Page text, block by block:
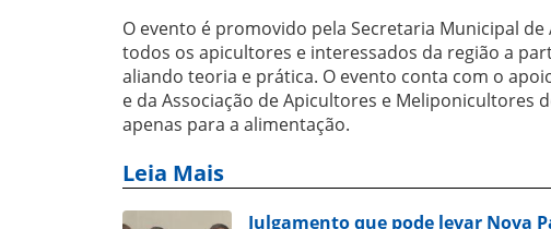
O evento é promovido pela Secretaria Municipal
todos os apicultores e interessados da região a
aliando teoria e prática. O evento conta com o
e da Associação de Apicultores e Meliponicultores
apenas para a alimentação.
Leia Mais
Julgamento que pode levar Nova